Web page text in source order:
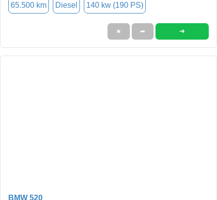
65.500 km Diesel 140 kw (190 PS)
★ ➦ ➜
BMW 520